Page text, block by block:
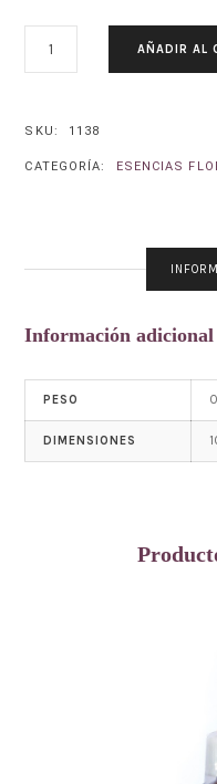
TAGETES
CANTIDAD
AÑADIR AL
SKU: 1138
CATEGORÍA: ESENCIAS
Información adicional
PESO
DIMENSIONES